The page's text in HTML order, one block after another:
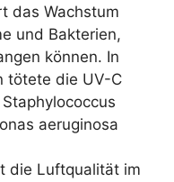
das Wachstum
und Bakterien,
können. In
tötete die UV-C
aeruginosa
die Luftqualität im